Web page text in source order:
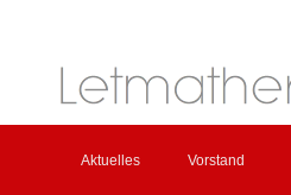
Aktuelles Vorstand